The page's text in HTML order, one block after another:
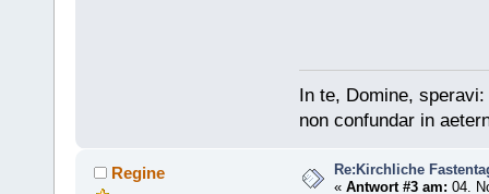
In te, Domine, speravi:
non confundar in
Regine
Re:Kirchliche
«Antwort #3 am: 04.